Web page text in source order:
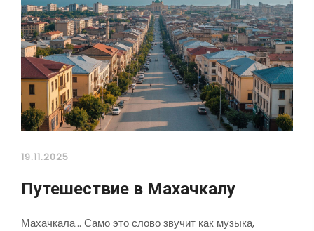
19.11.2025
Путешествие в Махачкалу
Махачкала... Само это слово звучит как музыка,